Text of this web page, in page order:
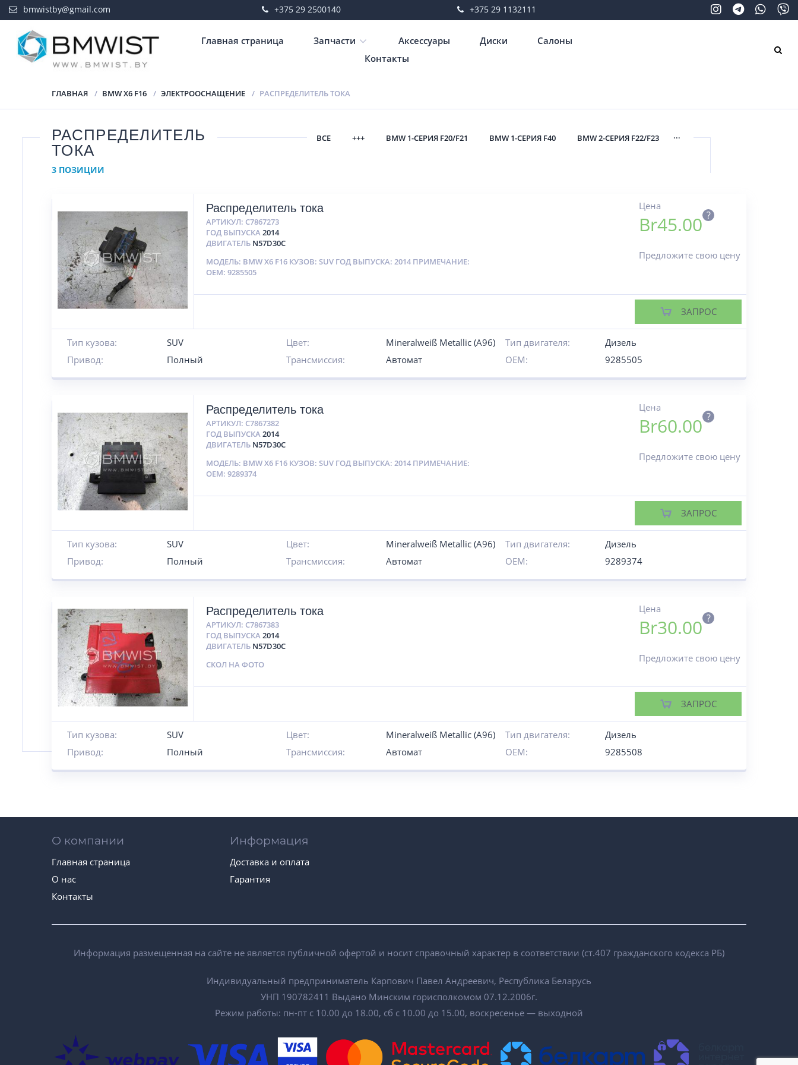
bmwistby@gmail.com +375 29 2500140 +375 29 1132111
Главная страница Запчасти Аксессуары Диски
Салоны
Контакты
ГЛАВНАЯ BMW X6 F16 ЭЛЕКТРООСНАЩЕНИЕ РАСПРЕДЕЛИТЕЛЬ ТОКА
РАСПРЕДЕЛИТЕЛЬ
ТОКА
ВСЕ +++ BMW 1-СЕРИЯ F20/F21 BMW 1-СЕРИЯ F40 BMW 2-СЕРИЯ F22/F23 ...
3 ПОЗИЦИИ
Распределитель тока
АРТИКУЛ: C7867273
ГОД ВЫПУСКА2014
ДВИГАТЕЛЬ N57D30C
МОДЕЛЬ: BMW X6 F16 КУЗОВ: SUV ГОД ВЫПУСКА: 2014 ПРИМЕЧАНИЕ:
OEM: 9285505
Цена
Br45.00 ?
Предложите свою цену
ЗАПРОС
Тип кузова: SUV Цвет: Mineralweiß Metallic (A96) Тип двигателя:
Дизель
Привод:
Полный Трансмиссия: Автомат OEM: 9285505
Распределитель тока
АРТИКУЛ: C7867382
ГОД ВЫПУСКА2014
ДВИГАТЕЛЬ N57D30C
МОДЕЛЬ: BMW X6 F16 КУЗОВ: SUV ГОД ВЫПУСКА: 2014 ПРИМЕЧАНИЕ:
OEM: 9289374
Цена
Br60.00 ?
Предложите свою цену
ЗАПРОС
Тип кузова: SUV Цвет: Mineralweiß Metallic (A96) Тип двигателя:
Дизель
Привод:
Полный Трансмиссия: Автомат OEM: 9289374
Распределитель тока
АРТИКУЛ: C7867383
ГОД ВЫПУСКА2014
ДВИГАТЕЛЬ N57D30C
СКОЛ НА ФОТО
Цена
Br30.00 ?
Предложите свою цену
ЗАПРОС
Тип кузова: SUV Цвет: Mineralweiß Metallic (A96) Тип двигателя:
Дизель
Привод:
Полный Трансмиссия: Автомат OEM: 9285508
О компании
Главная страница
О нас
Контакты
Информация
Доставка и оплата
Гарантия
Информация размещенная на сайте не является публичной офертой и носит справочный характер в соответствии (ст.407 гражданского кодекса РБ)
Индивидуальный предприниматель Карпович Павел Андреевич, Республика Беларусь
УНП 190782411 Выдано Минским горисполкомом 07.12.2006г.
Режим работы: пн-пт с 10.00 до 18.00, сб с 10.00 до 15.00, воскресенье — выходной